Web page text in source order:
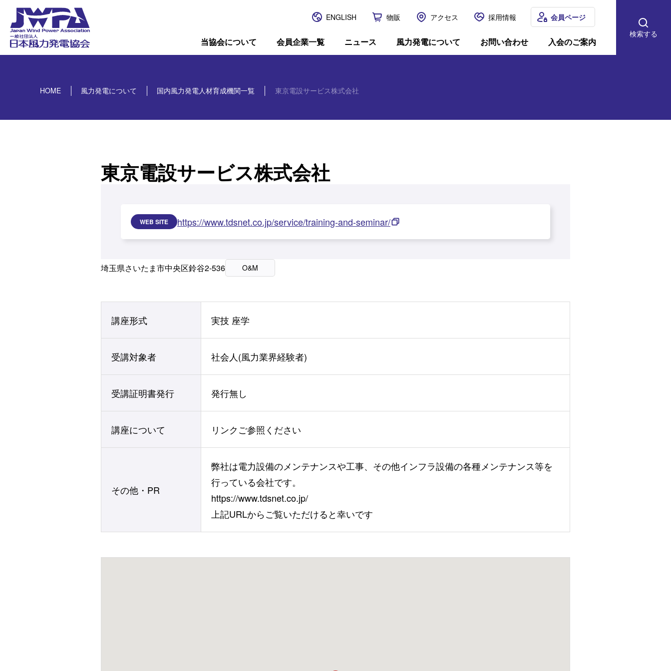
ENGLISH 物販 アクセス 採用情報
当協会について 会員企業一覧 ニュース 風力発電について お問い合わせ 入会のご案内
会員ページ
検索する
HOME 風力発電について 国内風力発電人材育成機関一覧 東京電設サービス株式会社
東京電設サービス株式会社
WEB SITE https://www.tdsnet.co.jp/service/training-and-seminar/
埼玉県さいたま市中央区鈴谷2-536 O&M
講座形式 実技 座学
受講対象者 社会人(風力業界経験者)
受講証明書発行 発行無し
講座について リンクご参照ください
その他・PR
弊社は電力設備のメンテナンスや工事、その他インフラ設備の各種メンテナンス等を
行っている会社です。
https://www.tdsnet.co.jp/
上記URLからご覧いただけると幸いです